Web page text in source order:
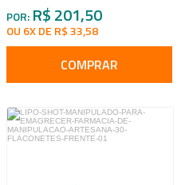
POR: R$ 201,50
OU 6X DE R$ 33,58
COMPRAR